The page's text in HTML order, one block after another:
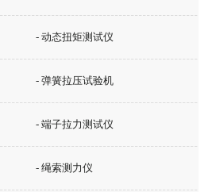
- 动态扭矩测试仪
- 弹簧拉压试验机
- 端子拉力测试仪
- 绳索测力仪